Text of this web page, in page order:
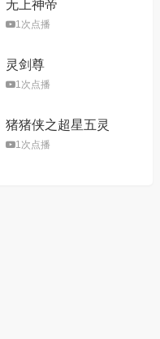
无上神帝
1次点播
灵剑尊
1次点播
猪猪侠之超星五灵
侠第二季
1次点播